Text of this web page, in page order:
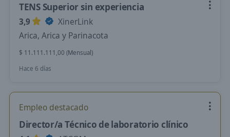
TENS Superior sin experiencia
3,9
XinerLink
Arica, Arica y Parinacota
$ 11.111.111,00 (Mensual)
Hace 6 días
Empleo destacado
Director/a Técnico de laboratorio clínico